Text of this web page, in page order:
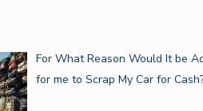
For What Reason Would It be
for me to Scrap My Car for